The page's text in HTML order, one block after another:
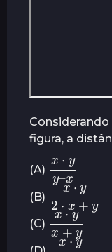
figura, a
(A)
x⋅ yy
–x
(B)
x y 2 ⋅x
y
(C)
x⋅yx+
y
x⋅y y–
2⋅ x